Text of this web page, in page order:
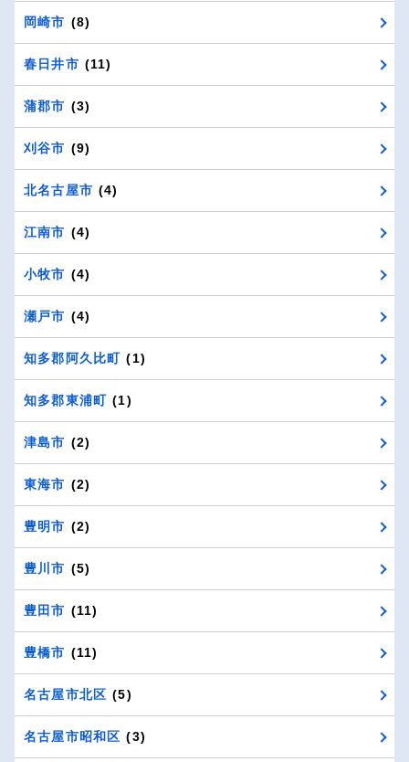
岡崎市 (8)
春日井市 (11)
蒲郡市 (3)
刈谷市 (9)
北名古屋市 (4)
江南市 (4)
小牧市 (4)
瀬戸市 (4)
知多郡阿久比町 (1)
知多郡東浦町 (1)
津島市 (2)
東海市 (2)
豊明市 (2)
豊川市 (5)
豊田市 (11)
豊橋市 (11)
名古屋市北区 (5)
名古屋市昭和区 (3)